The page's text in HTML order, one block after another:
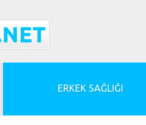
ERKEK SAĞLIĞI